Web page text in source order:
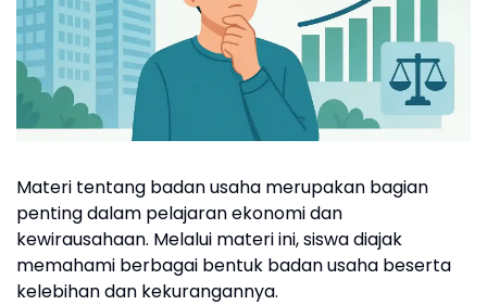
Materi tentang badan usaha merupakan bagian
penting dalam pelajaran ekonomi dan
kewirausahaan. Melalui materi ini, siswa diajak
memahami berbagai bentuk badan usaha beserta
kelebihan dan kekurangannya.